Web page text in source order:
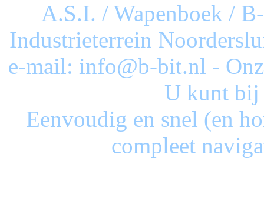
A.S.I. / Wapenboek /
Industrieterrein
e-mail: info@b-bit.nl -
U kunt bij
Eenvoudig en snel (en
compleet